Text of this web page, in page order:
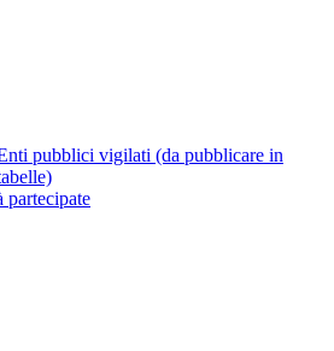
pubblici vigilati (da pubblicare in
partecipate